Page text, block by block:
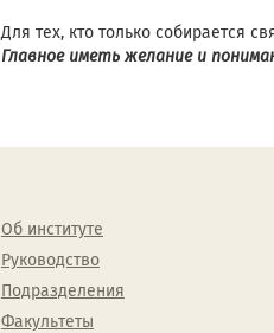
Для тех, кто только собирается
Главное иметь желание и
Об институте
Руководство
Подразделения
Факультеты